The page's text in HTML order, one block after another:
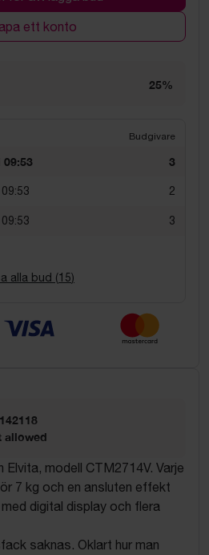
ett konto
25%
Budgivare
09:53 3
2
3
alla bud (15)
allowed
modell CTM2714V. Varje
7 kg och en ansluten effekt
digital display och flera
saknas. Oklart hur man